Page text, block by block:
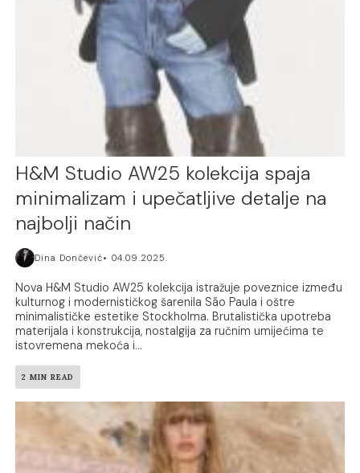
H&M Studio AW25 kolekcija spaja
minimalizam i upečatljive detalje na
najbolji način
Dina Dončević 04.09.2025.
Nova H&M Studio AW25 kolekcija istražuje poveznice između
kulturnog i modernističkog šarenila São Paula i oštre
minimalističke estetike Stockholma. Brutalistička upotreba
materijala i konstrukcija, nostalgija za ručnim umijećima te
istovremena mekoća i...
2 MIN READ